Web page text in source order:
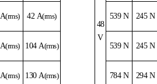
48
V
A(rms) 42 A(rms) 539 N 245 N
A(rms) 104 A(rms) 539 N 245 N
A(rms) 130 A(rms) 784 N 294 N